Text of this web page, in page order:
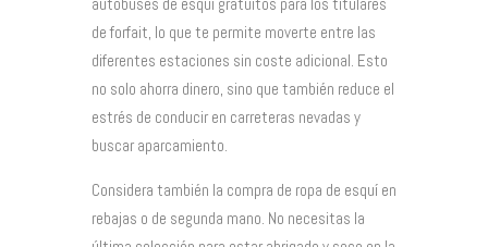
de forfait, lo que te permite moverte entre las
diferentes estaciones sin coste adicional. Esto
no solo ahorra dinero, sino que también reduce el
estrés de conducir en carreteras nevadas y
buscar aparcamiento.
Considera también la compra de ropa de esquí en
rebajas o de segunda mano. No necesitas la